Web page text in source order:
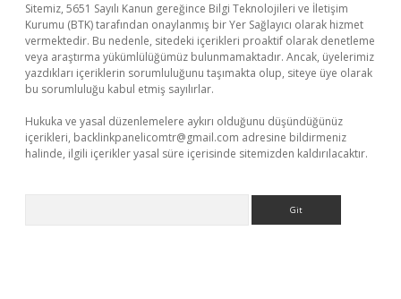
Sitemiz, 5651 Sayılı Kanun gereğince Bilgi Teknolojileri ve İletişim
Kurumu (BTK) tarafından onaylanmış bir Yer Sağlayıcı olarak hizmet
vermektedir. Bu nedenle, sitedeki içerikleri proaktif olarak denetleme
veya araştırma yükümlülüğümüz bulunmamaktadır. Ancak, üyelerimiz
yazdıkları içeriklerin sorumluluğunu taşımakta olup, siteye üye olarak
bu sorumluluğu kabul etmiş sayılırlar.
Hukuka ve yasal düzenlemelere aykırı olduğunu düşündüğünüz
içerikleri, backlinkpanelicomtr@gmail.com adresine bildirmeniz
halinde, ilgili içerikler yasal süre içerisinde sitemizden kaldırılacaktır.